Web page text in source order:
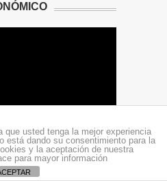
usted tenga la mejor experiencia
está dando su consentimiento para la
y la aceptación de nuestra
para mayor información